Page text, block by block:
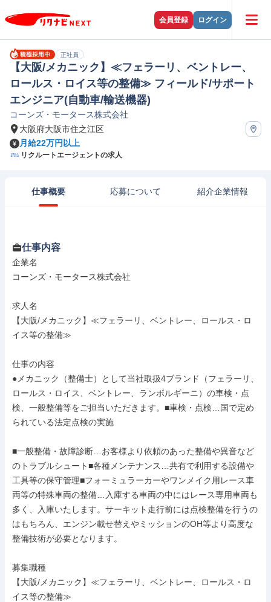
会員登録 ログイン
正社員
【大阪/メカニック】≪フェラーリ、ベントレー、
ロールス・ロイス等の整備≫ フィールド/サポート
エンジニア(自動車/輸送機器)
コーンズ・モータース株式会社
大阪府大阪市住之江区
月給22万円以上
リクルートエージェントの求人
仕事概要 応募について 紹介企業情報
仕事内容
企業名
コーンズ・モータース株式会社
求人名
【大阪/メカニック】≪フェラーリ、ベントレー、ロールス・ロ
イス等の整備≫
仕事の内容
●メカニック（整備士）として当社取扱4ブランド（フェラーリ、
ロールス・ロイス、ベントレー、ランボルギーニ）の車検・点
検、一般整備等をご担当いただきます。■車検・点検…国で定め
られている法定点検の実施
■一般整備・故障診断…お客様より依頼のあった整備や異音など
のトラブルシュート■各種メンテナンス…共有で利用する設備や
工具等の保守管理■フォーミュラーカーやワンメイク用レース車
両等の特殊車両の整備…入庫する車両の中にはレース専用車両も
多く、入庫いたします。サーキット走行前には点検整備を行うの
はもちろん、エンジン載せ替えやミッションのOH等より高度な
整備技術が必要となります。
募集職種
【大阪/メカニック】≪フェラーリ、ベントレー、ロールス・ロ
イス等の整備≫